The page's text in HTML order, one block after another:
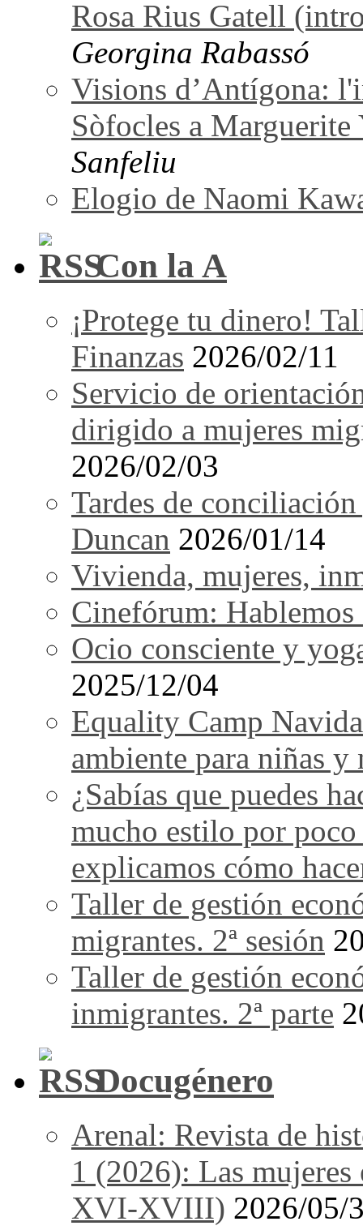
Rosa Rius Gatell
Georgina Rabassó
Visions d’Antígona:
Sòfocles a Marguerite
Sanfeliu
Elogio de Naomi
Con la A
¡Protege tu dinero!
Finanzas 2026/02/11
Servicio de
dirigido a mujeres
2026/02/03
Tardes de
Duncan 2026/01/14
Vivienda, mujeres,
Cinefórum:
Ocio consciente y
2025/12/04
Equality Camp
ambiente para niñas y
¿Sabías que puedes
mucho estilo por
explicamos cómo
Taller de gestión
migrantes. 2ª sesión
Taller de gestión
inmigrantes. 2ª parte
Docugénero
Arenal: Revista de
1 (2026): Las
XVI-XVIII) 2026/05/